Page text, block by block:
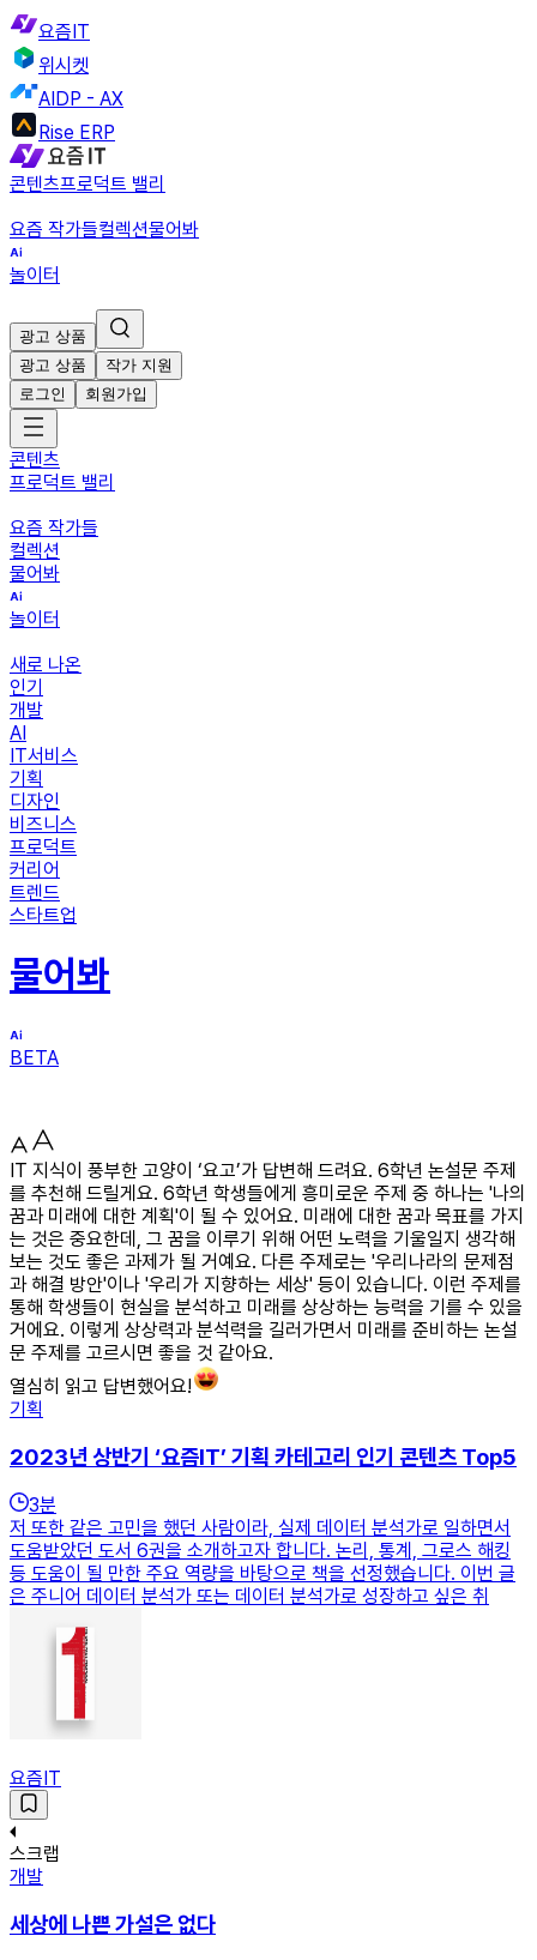
요즘IT
위시켓
AIDP - AX
Rise ERP
콘텐츠프로덕트 밸리
요즘 작가들컬렉션물어봐
놀이터
광고 상품
광고 상품
작가 지원
로그인
회원가입
콘텐츠
프로덕트 밸리
요즘 작가들
컬렉션
물어봐
놀이터
새로 나온
인기
개발
AI
IT서비스
기획
디자인
비즈니스
프로덕트
커리어
트렌드
스타트업
물어봐
BETA
IT 지식이 풍부한 고양이 ‘요고’가 답변해 드려요. 6학년 논설문 주제
를 추천해 드릴게요. 6학년 학생들에게 흥미로운 주제 중 하나는 '나의
꿈과 미래에 대한 계획'이 될 수 있어요. 미래에 대한 꿈과 목표를 가지
는 것은 중요한데, 그 꿈을 이루기 위해 어떤 노력을 기울일지 생각해
보는 것도 좋은 과제가 될 거예요. 다른 주제로는 '우리나라의 문제점
과 해결 방안'이나 '우리가 지향하는 세상' 등이 있습니다. 이런 주제를
통해 학생들이 현실을 분석하고 미래를 상상하는 능력을 기를 수 있을
거에요. 이렇게 상상력과 분석력을 길러가면서 미래를 준비하는 논설
문 주제를 고르시면 좋을 것 같아요.
열심히 읽고 답변했어요!
기획
2023년 상반기 ‘요즘IT’ 기획 카테고리 인기 콘텐츠 Top5
3분
저 또한 같은 고민을 했던 사람이라, 실제 데이터 분석가로 일하면서
도움받았던 도서 6권을 소개하고자 합니다. 논리, 통계, 그로스 해킹
등 도움이 될 만한 주요 역량을 바탕으로 책을 선정했습니다. 이번 글
은 주니어 데이터 분석가 또는 데이터 분석가로 성장하고 싶은 취
요즘IT
스크랩
개발
세상에 나쁜 가설은 없다